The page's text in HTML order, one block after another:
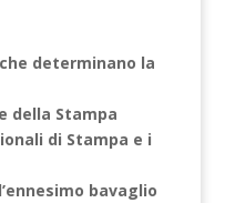
determinano la
della Stampa
di Stampa e i
bavaglio